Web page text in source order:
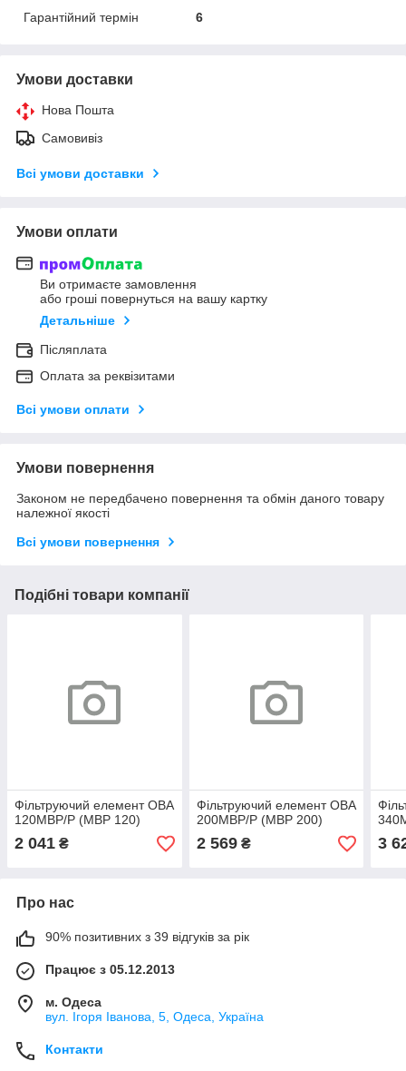
Гарантійний термін
6
Умови доставки
Нова Пошта
Самовивіз
Всі умови доставки
Умови оплати
Ви отримаєте замовлення
або гроші повернуться на вашу картку
Детальніше
Післяплата
Оплата за реквізитами
Всі умови оплати
Умови повернення
Законом не передбачено повернення та обмін даного товару
належної якості
Всі умови повернення
Подібні товари компанії
Фільтруючий елемент OBA
120MBP/P (MBP 120)
2 041 ₴
Фільтруючий елемент OBA
200MBP/P (MBP 200)
2 569₴ 3
Про нас
90% позитивних з 39 відгуків за рік
Працює з 05.12.2013
м. Одеса
вул. Ігоря Іванова, 5, Одеса, Україна
Контакти